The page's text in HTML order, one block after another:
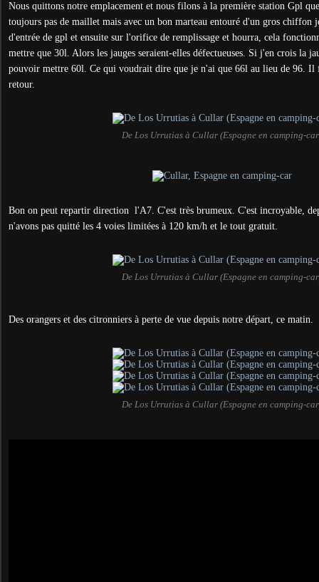
Nous quittons notre emplacement et nous filons à la première station Gpl
toujours pas de maillet mais avec un bon marteau entouré d'un gros chiffon
d'entrée de gpl et ensuite sur l'orifice de remplissage et hourra, cela
mettre que 30l. Alors les jauges seraient-elles défectueuses. Si j'en crois la
pouvoir mettre 60l. Ce qui voudrait dire que je n'ai que 66l au lieu de 96. Il
retour.
De Los Urrutias à Cullar (Espagne en camping-
Bon on peut repartir direction l'A7. C'est très brumeux. C'est incroyable,
n'avons pas quitté les 4 voies limitées à 120 km/h et le tout gratuit.
De Los Urrutias à Cullar (Espagne en camping-
Des orangers et des citronniers à perte de vue depuis notre départ, ce matin.
De Los Urrutias à Cullar (Espagne en camping-